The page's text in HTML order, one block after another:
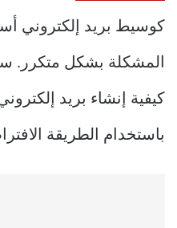
كوسيط بريد إلكتروني
المشكلة بشكل متكرر.
باستخدام الطريقة